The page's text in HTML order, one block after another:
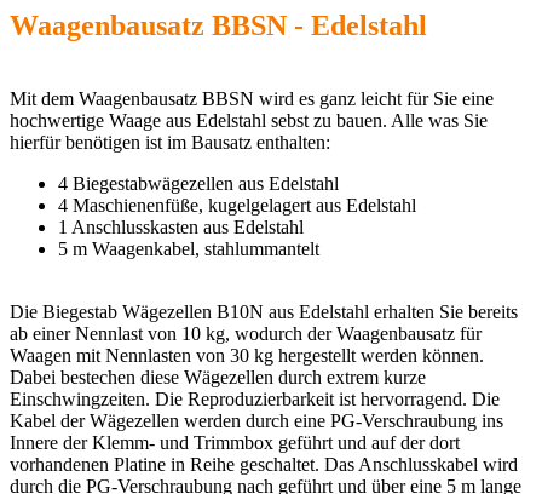
Waagenbausatz BBSN - Edelstahl
Mit dem Waagenbausatz BBSN wird es ganz leicht für Sie eine
hochwertige Waage aus Edelstahl sebst zu bauen. Alle was Sie
hierfür benötigen ist im Bausatz enthalten:
4 Biegestabwägezellen aus Edelstahl
4 Maschienenfüße, kugelgelagert aus Edelstahl
1 Anschlusskasten aus Edelstahl
5 m Waagenkabel, stahlummantelt
Die Biegestab Wägezellen B10N aus Edelstahl erhalten Sie bereits
ab einer Nennlast von 10 kg, wodurch der Waagenbausatz für
Waagen mit Nennlasten von 30 kg hergestellt werden können.
Dabei bestechen diese Wägezellen durch extrem kurze
Einschwingzeiten. Die Reproduzierbarkeit ist hervorragend. Die
Kabel der Wägezellen werden durch eine PG-Verschraubung ins
Innere der Klemm- und Trimmbox geführt und auf der dort
vorhandenen Platine in Reihe geschaltet. Das Anschlusskabel wird
durch die PG-Verschraubung nach geführt und über eine 5 m lange